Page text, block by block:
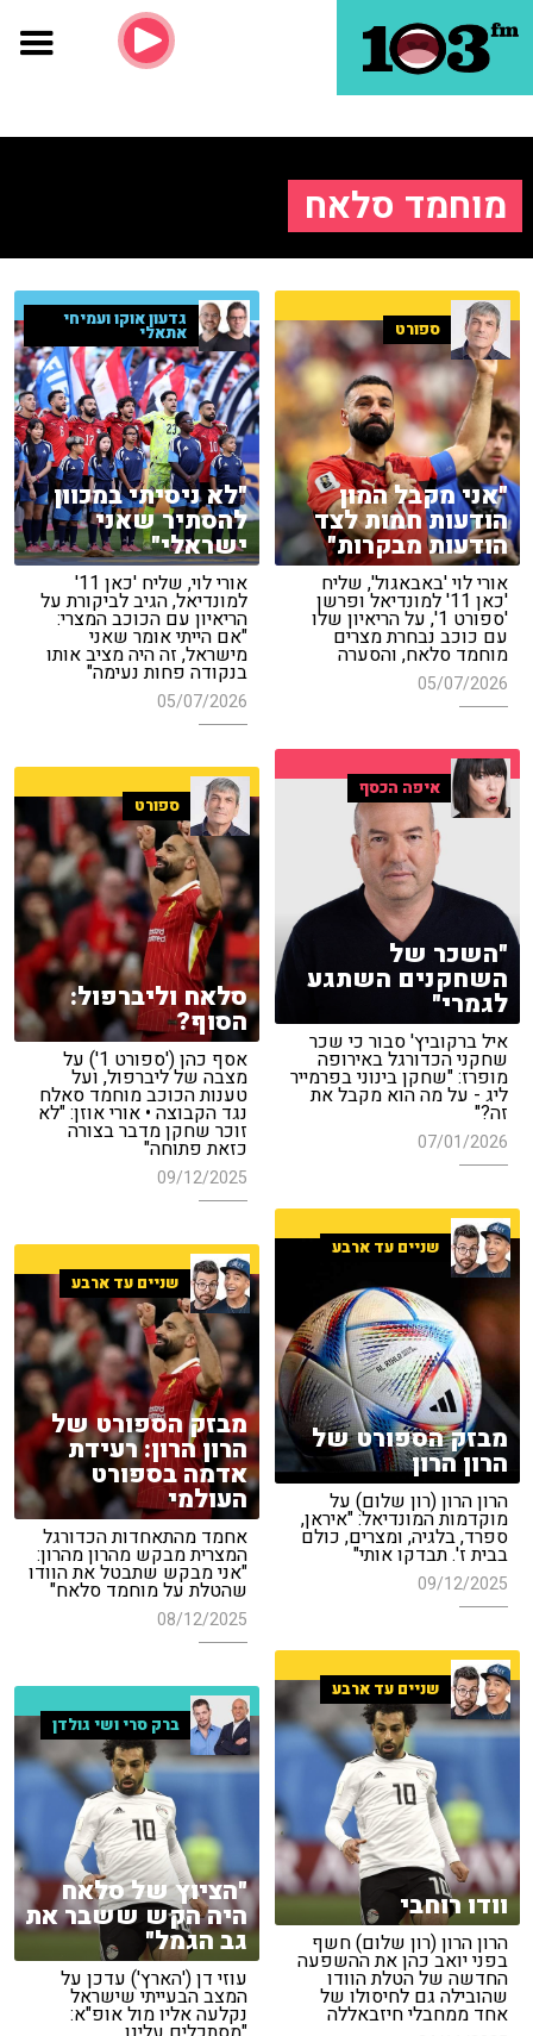
מוחמד סלאח
ספורט
"אני מקבל המון
הודעות חמות לצד
הודעות מבקרות"
אורי לוי 'באבאגול', שליח
'כאן 11' למונדיאל ופרשן
'ספורט 1', על הריאיון שלו
עם כוכב נבחרת מצרים
מוחמד סלאח, והסערה
05/07/2026
גדעון אוקו ועמיחי
אתאלי
"לא ניסיתי במכוון
להסתיר שאני
ישראלי"
אורי לוי, שליח 'כאן 11'
למונדיאל, הגיב לביקורת על
הריאיון עם הכוכב המצרי:
"אם הייתי אומר שאני
מישראל, זה היה מציב אותו
בנקודה פחות נעימה"
05/07/2026
איפה הכסף
"השכר של
השחקנים השתגע
לגמרי"
איל ברקוביץ' סבור כי שכר
שחקני הכדורגל באירופה
מופרז: "שחקן בינוני בפרמייר
ליג - על מה הוא מקבל את
זה?"
07/01/2026
ספורט
סלאח וליברפול:
הסוף?
אסף כהן ('ספורט 1') על
מצבה של ליברפול, ועל
טענות הכוכב מוחמד סאלח
נגד הקבוצה • אורי אוזן: "לא
זוכר שחקן מדבר בצורה
כזאת פתוחה"
09/12/2025
שניים עד ארבע
מבזק הספורט של
הרון הרון
הרון הרון (רון שלום) על
מוקדמות המונדיאל: "איראן,
ספרד, בלגיה, ומצרים, כולם
בבית ז'. תבדקו אותי"
09/12/2025
שניים עד ארבע
מבזק הספורט של
הרון הרון: רעידת
אדמה בספורט
העולמי
אחמד מהתאחדות הכדורגל
המצרית מבקש מהרון מהרון:
"אני מבקש שתבטל את הוודו
שהטלת על מוחמד סלאח"
08/12/2025
שניים עד ארבע
וודו רוחבי
הרון הרון (רון שלום) חשף
בפני יואב כהן את ההשפעה
החדשה של הטלת הוודו
שהובילה גם לחיסולו של
אחד ממחבלי חיזבאללה
ברק סרי ושי גולדן
"הציוץ של סלאח
היה הקש ששבר את
גב הגמל"
עוזי דן ('הארץ') עדכן על
המצב הבעייתי שישראל
נקלעה אליו מול אופ"א: